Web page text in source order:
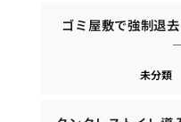
ゴミ屋敷で強制退
未分類